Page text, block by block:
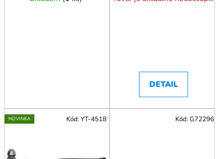
DETAIL
NOVINKA Kód:YT-4518 Kód:G72296